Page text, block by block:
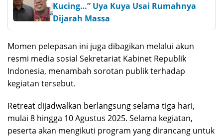
Kucing…” Uya Kuya Usai Rumahnya
Dijarah Massa
Momen pelepasan ini juga dibagikan melalui akun
resmi media sosial Sekretariat Kabinet Republik
Indonesia, menambah sorotan publik terhadap
kegiatan tersebut.
Retreat dijadwalkan berlangsung selama tiga hari,
mulai 8 hingga 10 Agustus 2025. Selama kegiatan,
peserta akan mengikuti program yang dirancang untuk